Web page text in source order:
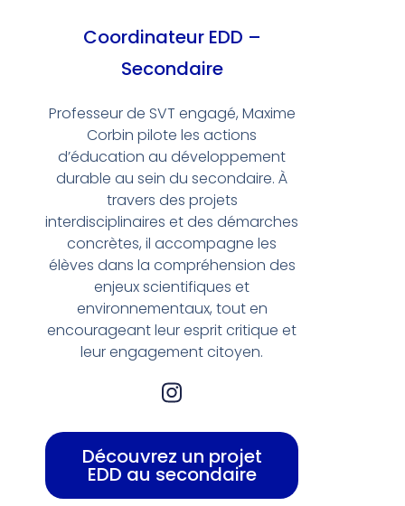
Coordinateur EDD –
Secondaire
Professeur de SVT engagé, Maxime
Corbin pilote les actions
d’éducation au développement
durable au sein du secondaire. À
travers des projets
interdisciplinaires et des démarches
concrètes, il accompagne les
élèves dans la compréhension des
enjeux scientifiques et
environnementaux, tout en
encourageant leur esprit critique et
leur engagement citoyen.
Découvrez un projet
EDD au secondaire